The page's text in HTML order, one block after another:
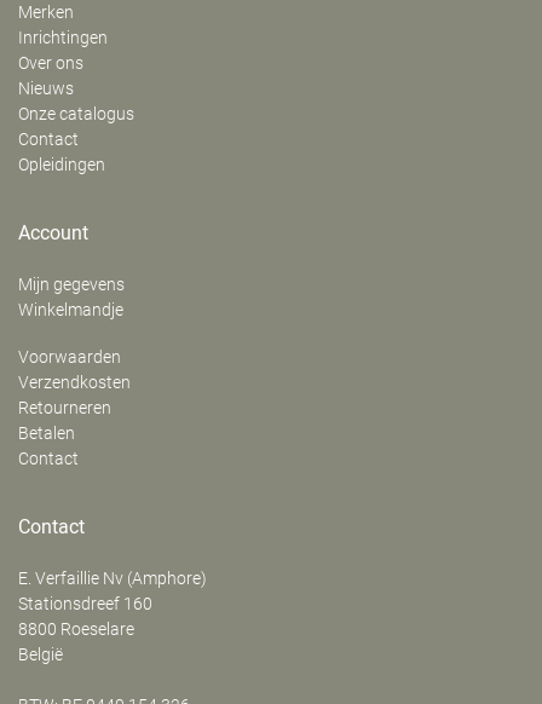
Merken
Inrichtingen
Over ons
Nieuws
Onze catalogus
Contact
Opleidingen
Account
Mijn gegevens
Winkelmandje
Voorwaarden
Verzendkosten
Retourneren
Betalen
Contact
Contact
E. Verfaillie Nv (Amphore)
‍Stationsdreef 160
8800 Roeselare
België